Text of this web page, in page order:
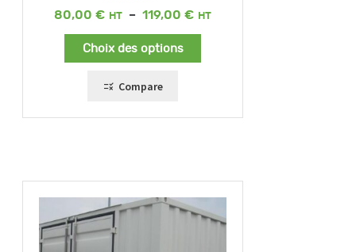
4.00
sur 5
80,00 € – 119,00 €
Plage
Choix des options
Compare